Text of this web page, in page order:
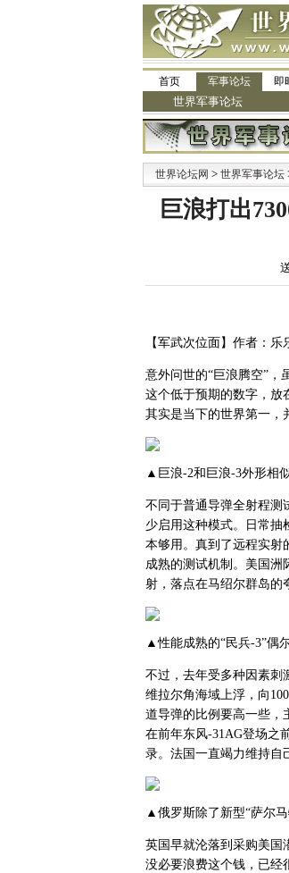
首页 军事论坛 即
世界军事论坛
世界论坛网 > 世界军事论坛
巨浪打出
【军武次位面】作者：乐
意外问世的“巨浪腾空”，
这个低于预期的数字，放
其实是当下的世界第一，
▲巨浪-2和巨浪-3外形相
不同于普通导弹全射程测
少启用这种模式。日常抽
本够用。真到了远程实射
成熟的测试机制。美国洲
射，落点在马绍尔群岛的
▲性能成熟的“民兵-3”偶
不过，去年受多种因素刺
维拉尔角海域上浮，向
道导弹的比例要高一些，
在前年东风-31AG登场之
录。法国一直竭力维持自
▲俄罗斯除了新型“萨尔
英国早就沦落到采购美国
没必要浪费这个钱，已经